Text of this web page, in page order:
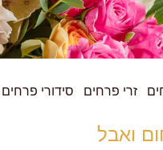
זרי פרחים סידורי פרחים
ואבל